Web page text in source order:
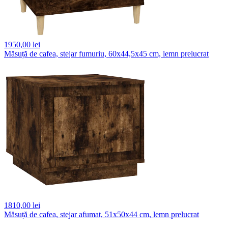
1950,00 lei
Măsuță de cafea, stejar fumuriu, 60x44,5x45 cm, lemn prelucrat
1810,00 lei
Măsuță de cafea, stejar afumat, 51x50x44 cm, lemn prelucrat